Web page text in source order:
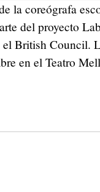
la coreógrafa
del proyecto
British Council.
en el Teatro